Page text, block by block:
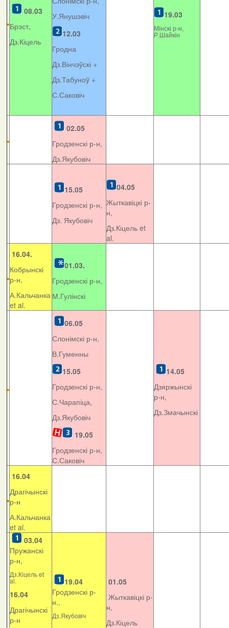
08.03
Брэст,
Дз.Кіцель
У.Янушэвіч
12.03
Гродна
Дз.Вінчэўскі +
Дз.Табуноў +
С.Саковіч
19.03
Мінскі р-н,
Р.Шайкін
02.05
Гродзенскі р-н,
Дз.Якубовіч
15.05
Гродзенскі р-н,
Дз. Якубовіч
04.05
Жыткавіцкі р-
н,
Дз.Кіцель et
al.
16.04.
Кобрынскі
р-н,
А.Кальчанка
et al.
01.03.
Гродзенскі р-н,
М.Гулінскі
06.05
Слонімскі р-н,
В.Гуменны
15.05
Гродзенскі р-н,
С.Чарапіца,
Дз.Якубовіч
19.05
Гродзенскі р-н,
С.Саковіч
14.05
Дзяржынскі
р-н,
Дз.Змачынскі
16.04
Драгічынскі
р-н
А.Кальчанка
et al.
03.04
Пружанскі
р-н,
Дз.Кіцель et
al.
16.04
Драгічынскі
р-н
19.04
Гродзенскі р-
н.,
Дз.Якубовіч
01.05
Жыткавіцкі р-
н,
Дз.Кіцель